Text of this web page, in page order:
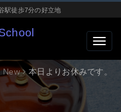
駅徒歩7分の好立地
New 本日よりお休みです。